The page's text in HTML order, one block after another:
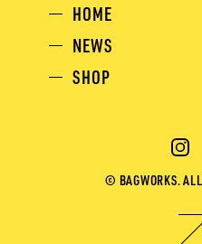
HOME
NEWS
SHOP
© BAGWORKS.